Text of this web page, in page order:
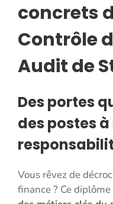
concrets
Contrôle
Audit de
Des portes
des postes
Vous rêvez de
finance ? Ce